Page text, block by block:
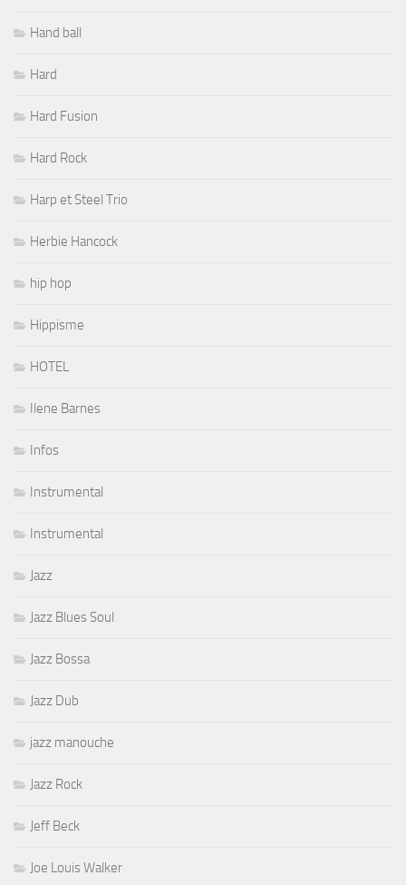
Hand ball
Hard
Hard Fusion
Hard Rock
Harp et Steel Trio
Herbie Hancock
hip hop
Hippisme
HOTEL
Ilene Barnes
Infos
Instrumental
Instrumental
Jazz
Jazz Blues Soul
Jazz Bossa
Jazz Dub
jazz manouche
Jazz Rock
Jeff Beck
Joe Louis Walker